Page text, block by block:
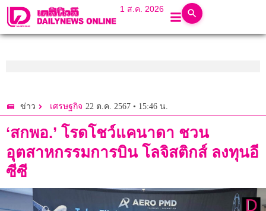
1 ส.ค. 2026
ข่าว เศรษฐกิจ 22 ต.ค. 2567 • 15:46 น.
‘สกพอ.’ โรดโชว์แคนาดา ชวน
อุตสาหกรรมการบิน โลจิสติกส์ ลงทุนอี
ซีซี